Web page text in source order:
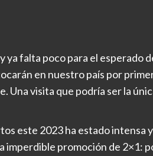
ya falta poco para el esperado
en nuestro país por
Una visita que podría ser la
este 2023 ha estado intensa
imperdible promoción de 2×1: